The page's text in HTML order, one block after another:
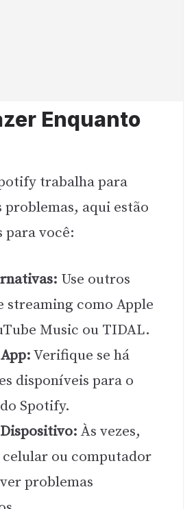
Enquanto
trabalha para
problemas, aqui estão
para você:
Use outros
streaming como Apple
Music ou TIDAL.
Verifique se há
disponíveis para o
Spotify.
Às vezes,
ou computador
problemas